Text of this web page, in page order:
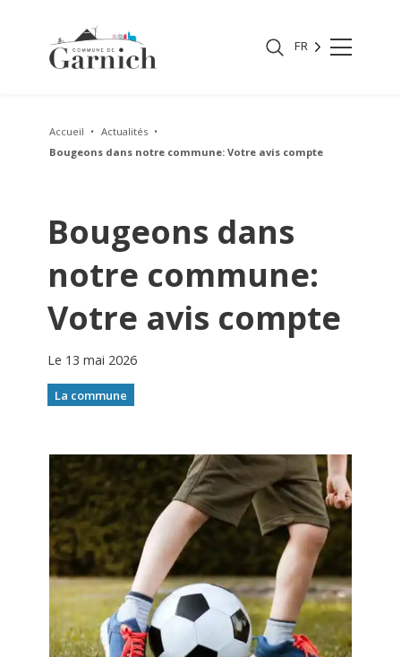
FR
Accueil
Actualités
Bougeons dans notre commune: Votre avis compte
Bougeons dans
notre commune:
Votre avis compte
Le 13 mai 2026
La commune